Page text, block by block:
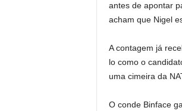
antes de apontar
acham que Nigel
A contagem já
lo como o
uma cimeira da
O conde Binface